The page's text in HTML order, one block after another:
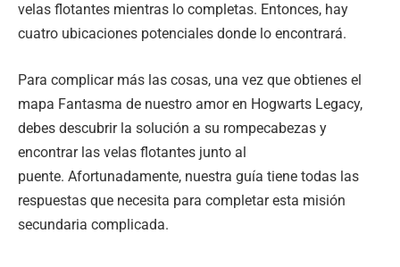
velas flotantes mientras lo completas. Entonces, hay
cuatro ubicaciones potenciales donde lo encontrará.
Para complicar más las cosas, una vez que obtienes el
mapa Fantasma de nuestro amor en Hogwarts Legacy,
debes descubrir la solución a su rompecabezas y
encontrar las velas flotantes junto al
puente. Afortunadamente, nuestra guía tiene todas las
respuestas que necesita para completar esta misión
secundaria complicada.